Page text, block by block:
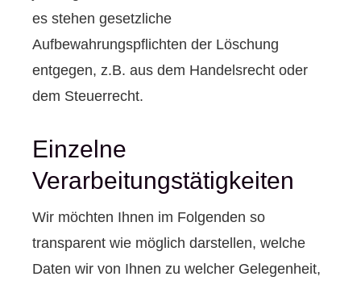
es stehen gesetzliche
Aufbewahrungspflichten der Löschung
entgegen, z.B. aus dem Handelsrecht oder
dem Steuerrecht.
Einzelne
Verarbeitungstätigkeiten
Wir möchten Ihnen im Folgenden so
transparent wie möglich darstellen, welche
Daten wir von Ihnen zu welcher Gelegenheit,